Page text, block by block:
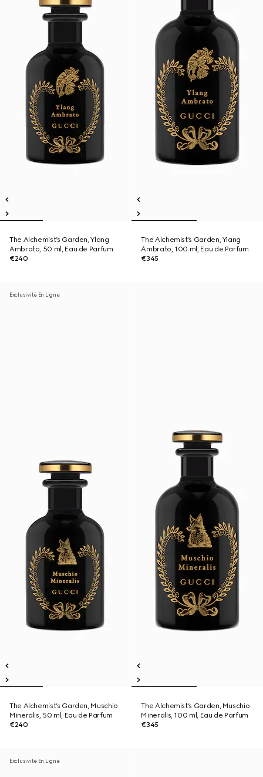
The Alchemist’s Garden, Ylang
Ambrato, 50 ml, Eau de Parfum
€240
The Alchemist’s Garden, Ylang
Ambrato, 100 ml, Eau de Parfum
€345
Exclusivité En Ligne
The Alchemist’s Garden, Muschio
Mineralis, 50 ml, Eau de Parfum
€240
The Alchemist’s Garden, Muschio
Mineralis, 100 ml, Eau de Parfum
€345
Exclusivité En Ligne